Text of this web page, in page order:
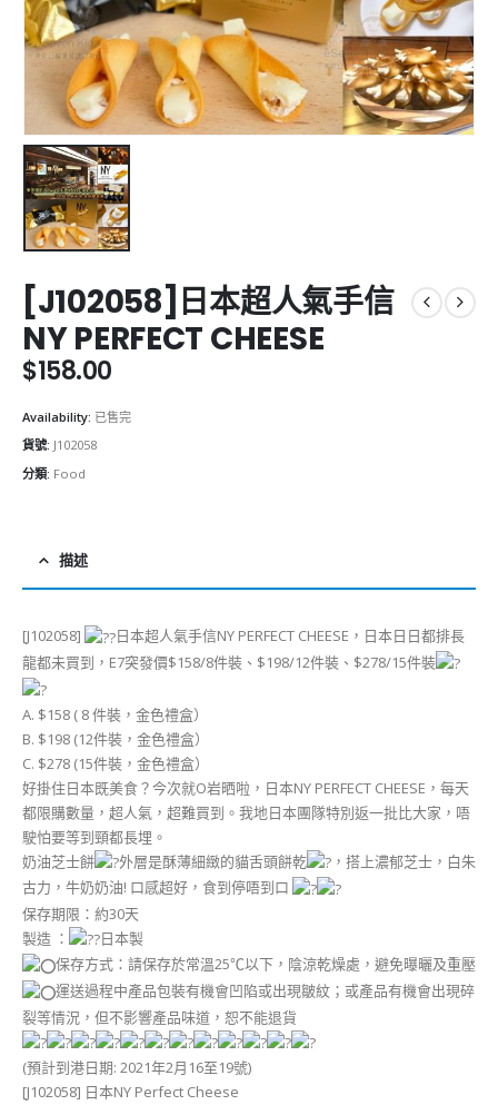
[J102058]日本超人氣手信
NY PERFECT CHEESE
$158.00
Availability: 已售完
貨號: J102058
分類: Food
描述
[J102058]
日本超人氣手信NY PERFECT CHEESE，日本日日都排長
龍都未買到，E7突發價$158/8件裝、$198/12件裝、$278/15件裝
A. $158 ( 8 件裝，金色禮盒）
B. $198 (12件裝，金色禮盒）
C. $278 (15件裝，金色禮盒）
好掛住日本既美食？今次就O岩晒啦，日本NY PERFECT CHEESE，每天
都限購數量，超人氣，超難買到。我地日本團隊特別返一批比大家，唔
駛怕要等到頸都長埋。
奶油芝士餅
外層是酥薄細緻的貓舌頭餅乾
，搭上濃郁芝士，白朱
古力，牛奶奶油! 口感超好，食到停唔到口
保存期限：約30天
製造 ：
日本製
保存方式：請保存於常溫25℃以下，陰涼乾燥處，避免曝曬及重壓
運送過程中產品包裝有機會凹陷或出現皺紋；或產品有機會出現碎
裂等情況，但不影響產品味道，恕不能退貨
(預計到港日期: 2021年2月16至19號)
[J102058] 日本NY Perfect Cheese